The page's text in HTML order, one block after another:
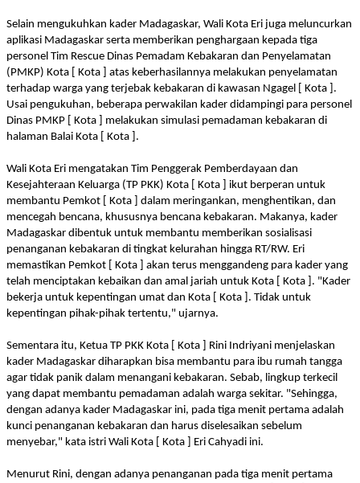
Selain mengukuhkan kader Madagaskar, Wali Kota Eri juga meluncurkan
aplikasi Madagaskar serta memberikan penghargaan kepada tiga
personel Tim Rescue Dinas Pemadam Kebakaran dan Penyelamatan
(PMKP) Kota [ Kota ] atas keberhasilannya melakukan penyelamatan
terhadap warga yang terjebak kebakaran di kawasan Ngagel [ Kota ].
Usai pengukuhan, beberapa perwakilan kader didampingi para personel
Dinas PMKP [ Kota ] melakukan simulasi pemadaman kebakaran di
halaman Balai Kota [ Kota ].
Wali Kota Eri mengatakan Tim Penggerak Pemberdayaan dan
Kesejahteraan Keluarga (TP PKK) Kota [ Kota ] ikut berperan untuk
membantu Pemkot [ Kota ] dalam meringankan, menghentikan, dan
mencegah bencana, khususnya bencana kebakaran. Makanya, kader
Madagaskar dibentuk untuk membantu memberikan sosialisasi
penanganan kebakaran di tingkat kelurahan hingga RT/RW. Eri
memastikan Pemkot [ Kota ] akan terus menggandeng para kader yang
telah menciptakan kebaikan dan amal jariah untuk Kota [ Kota ]. "Kader
bekerja untuk kepentingan umat dan Kota [ Kota ]. Tidak untuk
kepentingan pihak-pihak tertentu," ujarnya.
Sementara itu, Ketua TP PKK Kota [ Kota ] Rini Indriyani menjelaskan
kader Madagaskar diharapkan bisa membantu para ibu rumah tangga
agar tidak panik dalam menangani kebakaran. Sebab, lingkup terkecil
yang dapat membantu pemadaman adalah warga sekitar. "Sehingga,
dengan adanya kader Madagaskar ini, pada tiga menit pertama adalah
kunci penanganan kebakaran dan harus diselesaikan sebelum
menyebar," kata istri Wali Kota [ Kota ] Eri Cahyadi ini.
Menurut Rini, dengan adanya penanganan pada tiga menit pertama